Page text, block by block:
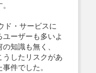
ド・サービスに
ーザーも多いよ
知識も無く、
うしたリスクがあ
件でした。